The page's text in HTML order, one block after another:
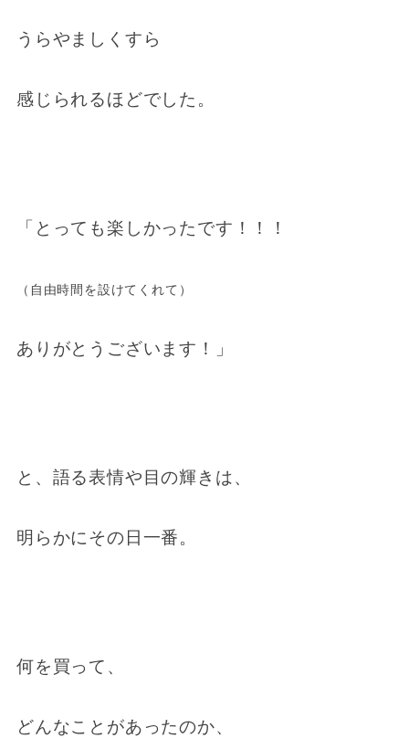
うらやましくすら
感じられるほどでした。
「とっても楽しかったです！！！
（自由時間を設けてくれて）
ありがとうございます！」
と、語る表情や目の輝きは、
明らかにその日一番。
何を買って、
どんなことがあったのか、